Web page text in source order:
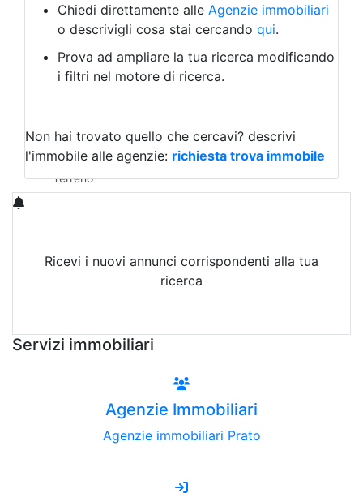
Albergo
Laboratorio Artigianale
Negozio/locale commerciale
Agriturismo
Magazzini
Qualsiasi
Terreno edificabile
Terreno
Chiedi direttamente alle Agenzie immobiliari
o descrivigli cosa stai cercando qui.
Prova ad ampliare la tua ricerca modificando
i filtri nel motore di ricerca.
Non hai trovato quello che cercavi? descrivi
l'immobile alle agenzie: richiesta trova immobile
Ricevi i nuovi annunci corrispondenti alla tua
ricerca
Servizi immobiliari
Agenzie Immobiliari
Agenzie immobiliari Prato